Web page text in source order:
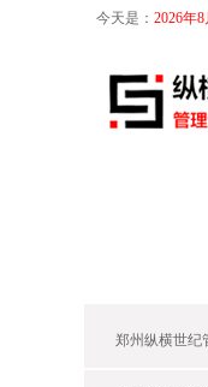
今天是： 2026年
郑州纵横世纪